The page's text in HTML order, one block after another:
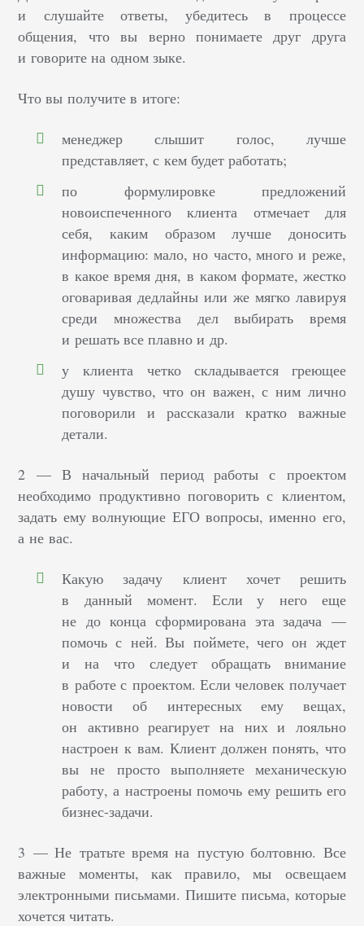
и слушайте ответы, убедитесь в процессе
общения, что вы верно понимаете друг друга
и говорите на одном зыке.
Что вы получите в итоге:
менеджер слышит голос, лучше
представляет, с кем будет работать;
по формулировке предложений
новоиспеченного клиента отмечает для
себя, каким образом лучше доносить
информацию: мало, но часто, много и реже,
в какое время дня, в каком формате, жестко
оговаривая дедлайны или же мягко лавируя
среди множества дел выбирать время
и решать все плавно и др.
у клиента четко складывается греющее
душу чувство, что он важен, с ним лично
поговорили и рассказали кратко важные
детали.
2 — В начальный период работы с проектом
необходимо продуктивно поговорить с клиентом,
задать ему волнующие ЕГО вопросы, именно его,
а не вас.
Какую задачу клиент хочет решить
в данный момент. Если у него еще
не до конца сформирована эта задача —
помочь с ней. Вы поймете, чего он ждет
и на что следует обращать внимание
в работе с проектом. Если человек получает
новости об интересных ему вещах,
он активно реагирует на них и лояльно
настроен к вам. Клиент должен понять, что
вы не просто выполняете механическую
работу, а настроены помочь ему решить его
бизнес-задачи.
3 — Не тратьте время на пустую болтовню. Все
важные моменты, как правило, мы освещаем
электронными письмами. Пишите письма, которые
хочется читать.